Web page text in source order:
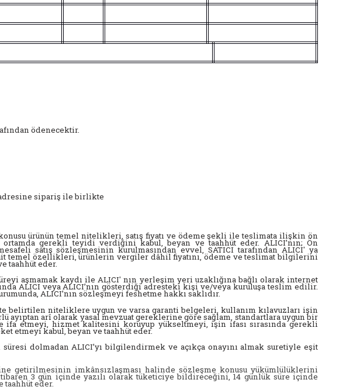
ödenecektir.
adresine sipariş ile birlikte
ürünün temel nitelikleri, satış fiyatı ve ödeme şekli ile teslimata ilişkin ön
gerekli teyidi verdiğini kabul, beyan ve taahhüt eder. ALICI’nın; Ön
satış sözleşmesinin kurulmasından evvel, SATICI tarafından ALICI' ya
temel özellikleri, ürünlerin vergiler dâhil fiyatını, ödeme ve teslimat bilgilerini
taahhüt eder.
aşmamak kaydı ile ALICI' nın yerleşim yeri uzaklığına bağlı olarak internet
ALICI veya ALICI’nın gösterdiği adresteki kişi ve/veya kuruluşa teslim edilir.
ALICI’nın sözleşmeyi feshetme hakkı saklıdır.
belirtilen niteliklere uygun ve varsa garanti belgeleri, kullanım kılavuzları işin
arî olarak yasal mevzuat gereklerine göre sağlam, standartlara uygun bir
etmeyi, hizmet kalitesini koruyup yükseltmeyi, işin ifası sırasında gerekli
etmeyi kabul, beyan ve taahhüt eder.
dolmadan ALICI’yı bilgilendirmek ve açıkça onayını almak suretiyle eşit
getirilmesinin imkânsızlaşması halinde sözleşme konusu yükümlülüklerini
3 gün içinde yazılı olarak tüketiciye bildireceğini, 14 günlük süre içinde
taahhüt eder.